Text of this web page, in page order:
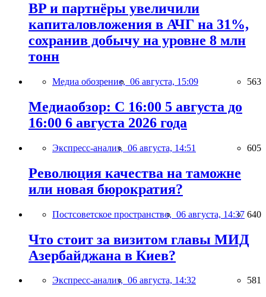
BP и партнёры увеличили
капиталовложения в АЧГ на 31%,
сохранив добычу на уровне 8 млн
тонн
Медиа обозрение, 06 августа, 15:09 563
Медиаобзор: С 16:00 5 августа до
16:00 6 августа 2026 года
Экспресс-анализ, 06 августа, 14:51 605
Революция качества на таможне
или новая бюрократия?
Постсоветское пространство, 06 августа, 14:37 640
Что стоит за визитом главы МИД
Азербайджана в Киев?
Экспресс-анализ, 06 августа, 14:32 581